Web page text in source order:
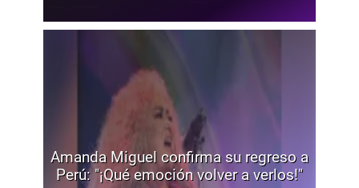
Amanda Miguel confirma su regreso a
Perú: "¡Qué emoción volver a verlos!"